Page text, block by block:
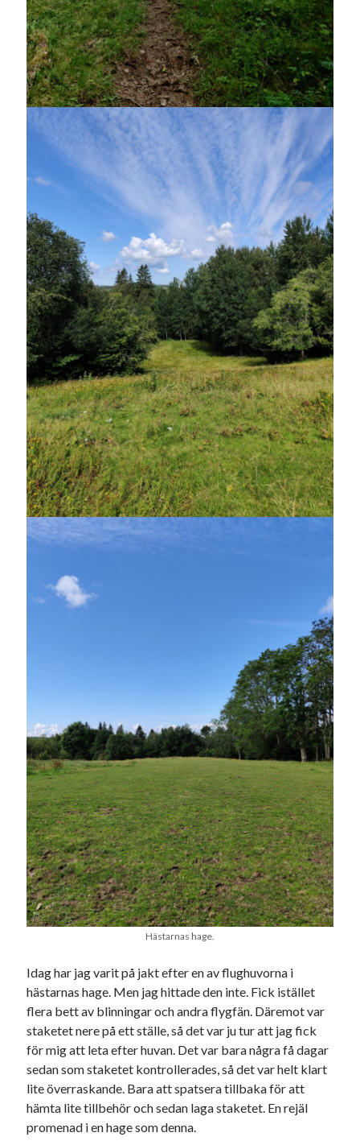
maj 2023
april 2023
mars 2023
februari 2023
januari 2023
december 2022
november 2022
september 2022
augusti 2022
juni 2022
maj 2022
april 2022
mars 2022
februari 2022
januari 2022
december 2021
november 2021
oktober 2021
september 2021
Logga in
Hästarnas hage.
Idag har jag varit på jakt efter en av flughuvorna i
hästarnas hage. Men jag hittade den inte. Fick istället
flera bett av blinningar och andra flygfän. Däremot var
staketet nere på ett ställe, så det var ju tur att jag fick
för mig att leta efter huvan. Det var bara några få dagar
sedan som staketet kontrollerades, så det var helt klart
lite överraskande. Bara att spatsera tillbaka för att
hämta lite tillbehör och sedan laga staketet. En rejäl
promenad i en hage som denna.